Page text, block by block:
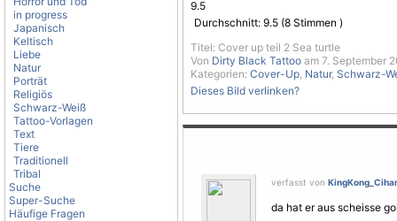
in progress
Japanisch
Keltisch
Liebe
Natur
Porträt
Religiös
Schwarz-Weiß
Tattoo-Vorlagen
Text
Tiere
Traditionell
Tribal
Suche
Super-Suche
Häufige Fragen
9.5
Durchschnitt: 9.5 (8 Stimmen )
Titel: Cover up teil 2 Sea turtle
Von Dirty Black Tattoo am 7. September
Kategorien: Cover-Up, Natur, Schwarz-
Dieses Bild verlinken?
verfasst von
da hat er aus scheisse